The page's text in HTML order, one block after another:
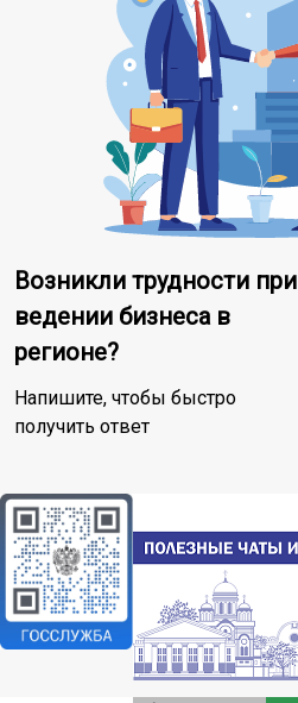
Возникли трудности при
ведении бизнеса в
регионе?
Напишите, чтобы быстро
получить ответ